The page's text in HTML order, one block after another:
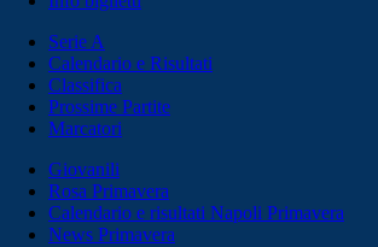
Serie A
Calendario e Risultati
Classifica
Prossime Partite
Marcatori
Giovanili
Rosa Primavera
Calendario e risultati Napoli Primavera
News Primavera